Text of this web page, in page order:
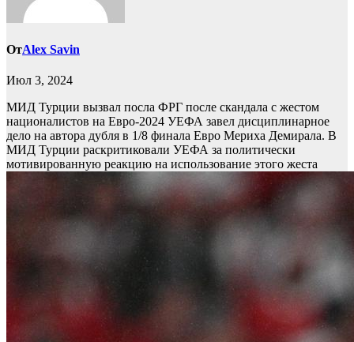
ОтAlex Savin
Июл 3, 2024
МИД Турции вызвал посла ФРГ после скандала с жестом
националистов на Евро-2024 УЕФА завел дисциплинарное
дело на автора дубля в 1/8 финала Евро Мериха Демирала. В
МИД Турции раскритиковали УЕФА за политически
мотивированную реакцию на использование этого жеста